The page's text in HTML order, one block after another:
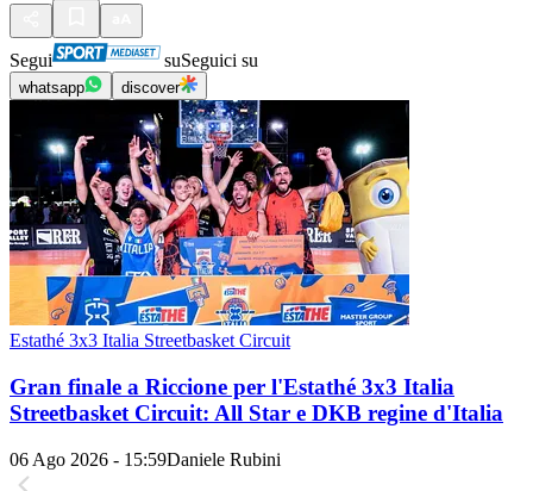
Segui suSeguici su
whatsapp discover
Estathé 3x3 Italia Streetbasket Circuit
Gran finale a Riccione per l'Estathé 3x3 Italia
Streetbasket Circuit: All Star e DKB regine d'Italia
06 Ago 2026 - 15:59Daniele Rubini